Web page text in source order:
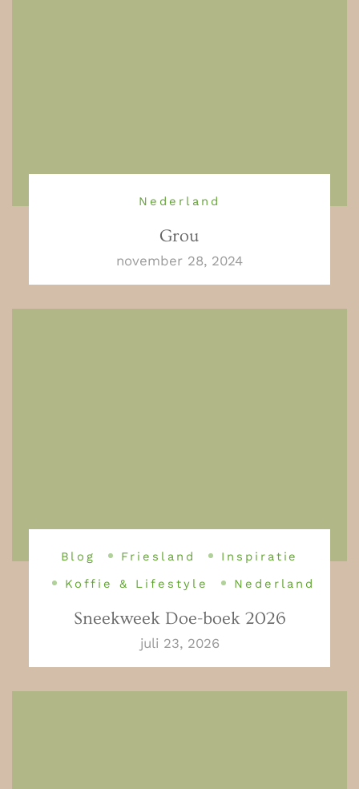
Nederland
Grou
november 28, 2024
Blog Friesland
Inspiratie
Koffie & Lifestyle
Nederland
Sneekweek Doe-boek 2026
juli 23, 2026